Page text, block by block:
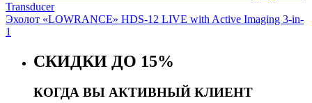
Transducer
Эхолот «LOWRANCE» HDS-12 LIVE with Active Imaging 3-in-
1
СКИДКИ ДО 15%
КОГДА ВЫ АКТИВНЫЙ КЛИЕНТ